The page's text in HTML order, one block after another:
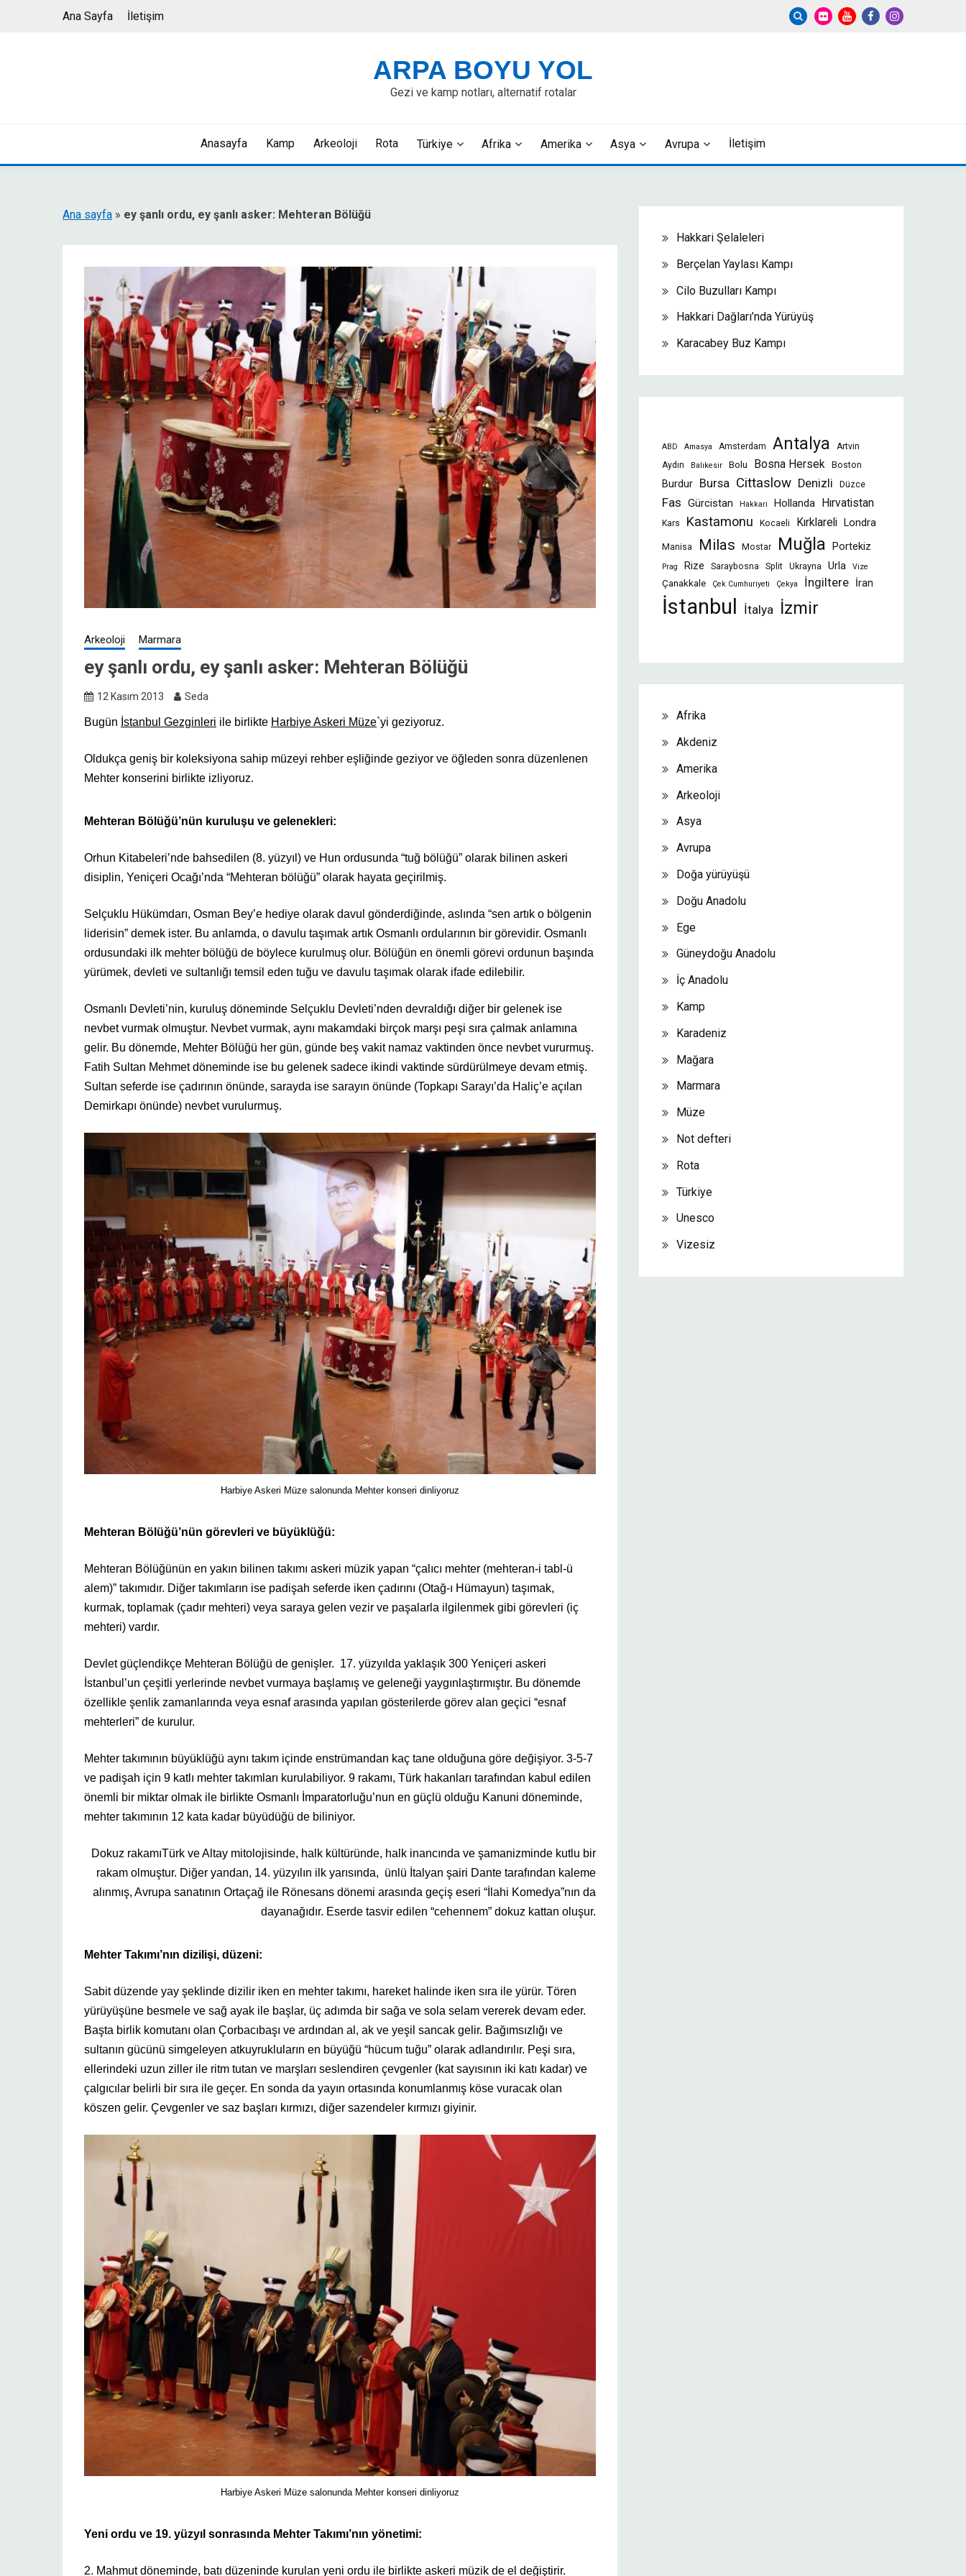
Ana Sayfa İletişim
ARPA BOYU YOL
Gezi ve kamp notları, alternatif rotalar
Anasayfa Kamp Arkeoloji Rota Türkiye Afrika Amerika Asya Avrupa İletişim
Ana sayfa » ey şanlı ordu, ey şanlı asker: Mehteran Bölüğü
Arkeoloji Marmara
ey şanlı ordu, ey şanlı asker: Mehteran Bölüğü
12 Kasım 2013 Seda
Bugün İstanbul Gezginleri ile birlikte Harbiye Askeri Müze`yi geziyoruz.
Oldukça geniş bir koleksiyona sahip müzeyi rehber eşliğinde geziyor ve öğleden sonra düzenlenen
Mehter konserini birlikte izliyoruz.
Mehteran Bölüğü’nün kuruluşu ve gelenekleri:
Orhun Kitabeleri’nde bahsedilen (8. yüzyıl) ve Hun ordusunda “tuğ bölüğü” olarak bilinen askeri
disiplin, Yeniçeri Ocağı’nda “Mehteran bölüğü” olarak hayata geçirilmiş.
Selçuklu Hükümdarı, Osman Bey’e hediye olarak davul gönderdiğinde, aslında “sen artık o bölgenin
liderisin” demek ister. Bu anlamda, o davulu taşımak artık Osmanlı ordularının bir görevidir. Osmanlı
ordusundaki ilk mehter bölüğü de böylece kurulmuş olur. Bölüğün en önemli görevi ordunun başında
yürümek, devleti ve sultanlığı temsil eden tuğu ve davulu taşımak olarak ifade edilebilir.
Osmanlı Devleti’nin, kuruluş döneminde Selçuklu Devleti’nden devraldığı diğer bir gelenek ise
nevbet vurmak olmuştur. Nevbet vurmak, aynı makamdaki birçok marşı peşi sıra çalmak anlamına
gelir. Bu dönemde, Mehter Bölüğü her gün, günde beş vakit namaz vaktinden önce nevbet vururmuş.
Fatih Sultan Mehmet döneminde ise bu gelenek sadece ikindi vaktinde sürdürülmeye devam etmiş.
Sultan seferde ise çadırının önünde, sarayda ise sarayın önünde (Topkapı Sarayı’da Haliç’e açılan
Demirkapı önünde) nevbet vurulurmuş.
Harbiye Askeri Müze salonunda Mehter konseri dinliyoruz
Mehteran Bölüğü’nün görevleri ve büyüklüğü:
Mehteran Bölüğünün en yakın bilinen takımı askeri müzik yapan “çalıcı mehter (mehteran-i tabl-ü
alem)” takımıdır. Diğer takımların ise padişah seferde iken çadırını (Otağ-ı Hümayun) taşımak,
kurmak, toplamak (çadır mehteri) veya saraya gelen vezir ve paşalarla ilgilenmek gibi görevleri (iç
mehteri) vardır.
Devlet güçlendikçe Mehteran Bölüğü de genişler. 17. yüzyılda yaklaşık 300 Yeniçeri askeri
İstanbul’un çeşitli yerlerinde nevbet vurmaya başlamış ve geleneği yaygınlaştırmıştır. Bu dönemde
özellikle şenlik zamanlarında veya esnaf arasında yapılan gösterilerde görev alan geçici “esnaf
mehterleri” de kurulur.
Mehter takımının büyüklüğü aynı takım içinde enstrümandan kaç tane olduğuna göre değişiyor. 3-5-7
ve padişah için 9 katlı mehter takımları kurulabiliyor. 9 rakamı, Türk hakanları tarafından kabul edilen
önemli bir miktar olmak ile birlikte Osmanlı İmparatorluğu’nun en güçlü olduğu Kanuni döneminde,
mehter takımının 12 kata kadar büyüdüğü de biliniyor.
Dokuz rakamıTürk ve Altay mitolojisinde, halk kültüründe, halk inancında ve şamanizminde kutlu bir
rakam olmuştur. Diğer yandan, 14. yüzyılın ilk yarısında, ünlü İtalyan şairi Dante tarafından kaleme
alınmış, Avrupa sanatının Ortaçağ ile Rönesans dönemi arasında geçiş eseri “İlahi Komedya”nın da
dayanağıdır. Eserde tasvir edilen “cehennem” dokuz kattan oluşur.
Mehter Takımı’nın dizilişi, düzeni:
Sabit düzende yay şeklinde dizilir iken en mehter takımı, hareket halinde iken sıra ile yürür. Tören
yürüyüşüne besmele ve sağ ayak ile başlar, üç adımda bir sağa ve sola selam vererek devam eder.
Başta birlik komutanı olan Çorbacıbaşı ve ardından al, ak ve yeşil sancak gelir. Bağımsızlığı ve
sultanın gücünü simgeleyen atkuyrukluların en büyüğü “hücum tuğu” olarak adlandırılır. Peşi sıra,
ellerindeki uzun ziller ile ritm tutan ve marşları seslendiren çevgenler (kat sayısının iki katı kadar) ve
çalgıcılar belirli bir sıra ile geçer. En sonda da yayın ortasında konumlanmış köse vuracak olan
köszen gelir. Çevgenler ve saz başları kırmızı, diğer sazendeler kırmızı giyinir.
Harbiye Askeri Müze salonunda Mehter konseri dinliyoruz
Yeni ordu ve 19. yüzyıl sonrasında Mehter Takımı’nın yönetimi:
2. Mahmut döneminde, batı düzeninde kurulan yeni ordu ile birlikte askeri müzik de el değiştirir.
Hakkari Şelaleleri
Berçelan Yaylası Kampı
Cilo Buzulları Kampı
Hakkari Dağları’nda Yürüyüş
Karacabey Buz Kampı
ABD Amasya Amsterdam Antalya
Artvin
Aydın
Balıkesir Bolu Bosna Hersek Boston
Burdur Bursa Cittaslow Denizli Düzce
Fas Gürcistan Hakkari Hollanda Hırvatistan
Kars Kastamonu Kocaeli Kırklareli Londra
Manisa Milas Mostar Muğla Portekiz
Prag Rize Saraybosna Split Ukrayna Urla Vize
Çanakkale Çek Cumhuriyeti Çekya İngiltere İran
İstanbul İtalya İzmir
Afrika
Akdeniz
Amerika
Arkeoloji
Asya
Avrupa
Doğa yürüyüşü
Doğu Anadolu
Ege
Güneydoğu Anadolu
İç Anadolu
Kamp
Karadeniz
Mağara
Marmara
Müze
Not defteri
Rota
Türkiye
Unesco
Vizesiz